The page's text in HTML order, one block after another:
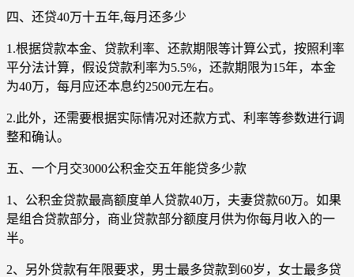
四、还贷40万十五年,每月还多少
1.根据贷款本金、贷款利率、还款期限等计算公式，按照利率
平分法计算，假设贷款利率为5.5%，还款期限为15年，本金
为40万，每月应还本息约2500元左右。
2.此外，还需要根据实际情况对还款方式、利率等参数进行调
整和确认。
五、一个月交3000公积金交五年能贷多少款
1、公积金贷款最高额度单人贷款40万，夫妻贷款60万。如果
是组合贷款部分，商业贷款部分额度月供为你每月收入的一
半。
2、另外贷款有年限要求，男士最多贷款到60岁，女士最多贷